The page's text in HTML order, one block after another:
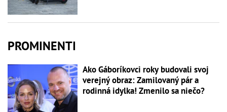
PROMINENTI
Ako Gáboríkovci roky budovali svoj
verejný obraz: Zamilovaný pár a
rodinná idylka! Zmenilo sa niečo?